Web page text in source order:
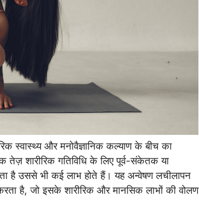
स्वास्थ्य और मनोवैज्ञानिक कल्याण के बीच का
शारीरिक गतिविधि के लिए पूर्व-संकेतक या
है उससे भी कई लाभ होते हैं। यह अन्वेषण लचीलापन
है, जो इसके शारीरिक और मानसिक लाभों की वोलण